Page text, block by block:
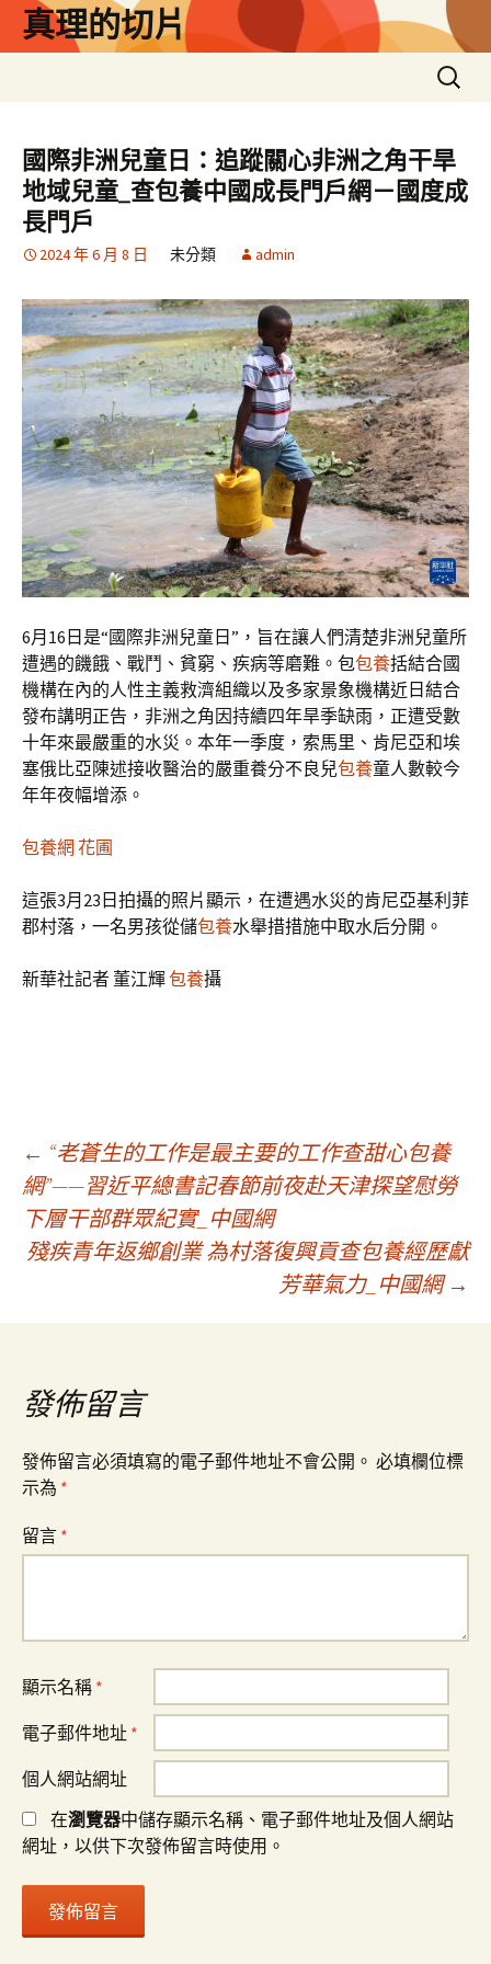
真理的切片
搜
尋
鍵
字:
國際非洲兒童日：追蹤關心非洲之角干旱
地域兒童_查包養中國成長門戶網－國度成
長門戶
2024 年 6 月 8 日 未分類 admin
6月16日是“國際非洲兒童日”，旨在讓人們清楚非洲兒童所
遭遇的饑餓、戰鬥、貧窮、疾病等磨難。包包養括結合國
機構在內的人性主義救濟組織以及多家景象機構近日結合
發布講明正告，非洲之角因持續四年旱季缺雨，正遭受數
十年來最嚴重的水災。本年一季度，索馬里、肯尼亞和埃
塞俄比亞陳述接收醫治的嚴重養分不良兒包養童人數較今
年年夜幅增添。
包養網 花圃
這張3月23日拍攝的照片顯示，在遭遇水災的肯尼亞基利菲
郡村落，一名男孩從儲包養水舉措措施中取水后分開。
新華社記者 董江輝包養攝
文
章
導
覽
← “老蒼生的工作是最主要的工作查甜心包養
網”——習近平總書記春節前夜赴天津探望慰勞
下層干部群眾紀實_中國網
殘疾青年返鄉創業 為村落復興貢查包養經歷獻
芳華氣力_中國網 →
發佈留言
發佈留言必須填寫的電子郵件地址不會公開。 必填欄位標
示為 *
留言 *
顯示名稱 *
電子郵件地址 *
個人網站網址
在瀏覽器中儲存顯示名稱、電子郵件地址及個人網站
網址，以供下次發佈留言時使用。